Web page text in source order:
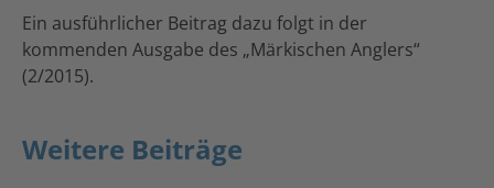
Ein ausführlicher Beitrag dazu folgt in der
kommenden Ausgabe des „Märkischen Anglers“
(2/2015).
Weitere Beiträge